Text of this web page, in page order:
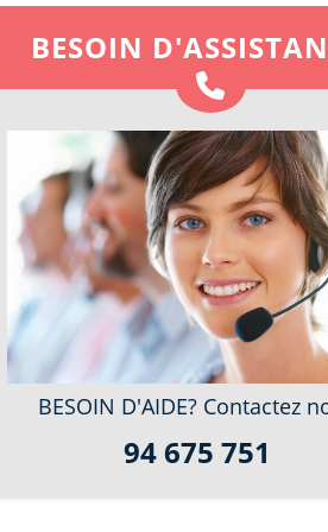
BESOIN
BESOIN D'AIDE? Contactez
94 675 751